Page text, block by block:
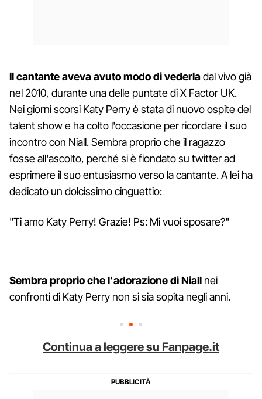
Il cantante aveva avuto modo di vederladal vivo già
nel 2010, durante una delle puntate di X Factor UK.
Nei giorni scorsi Katy Perry è stata di nuovo ospite del
talent show e ha colto l'occasione per ricordare il suo
incontro con Niall. Sembra proprio che il ragazzo
fosse all'ascolto, perché si è fiondato su twitter ad
esprimere il suo entusiasmo verso la cantante. A lei ha
dedicato un dolcissimo cinguettio:
"Ti amo Katy Perry! Grazie! Ps: Mi vuoi sposare?"
Sembra proprio che l'adorazione di Niall nei
confronti di Katy Perry non si sia sopita negli anni.
Continua a leggere su Fanpage.it